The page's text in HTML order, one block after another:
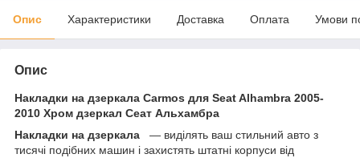
Опис Характеристики Доставка Оплата Умови
Опис
Накладки на дзеркала Carmos для Seat Alhambra 2005-
2010 Хром дзеркал Сеат Альхамбра
Накладки на дзеркала — виділять ваш стильний авто з
тисячі подібних машин і захистять штатні корпуси від